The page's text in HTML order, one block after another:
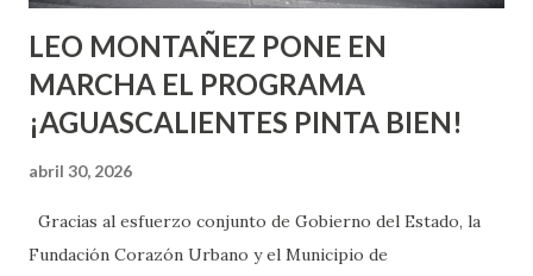
LEO MONTAÑEZ PONE EN
MARCHA EL PROGRAMA
¡AGUASCALIENTES PINTA BIEN!
abril 30, 2026
Gracias al esfuerzo conjunto de Gobierno del Estado, la
Fundación Corazón Urbano y el Municipio de